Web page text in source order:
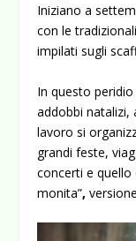
Iniziano a
con le
impilati sugli
In questo
addobbi natalizi,
lavoro si
grandi feste,
concerti e quello
monita”,